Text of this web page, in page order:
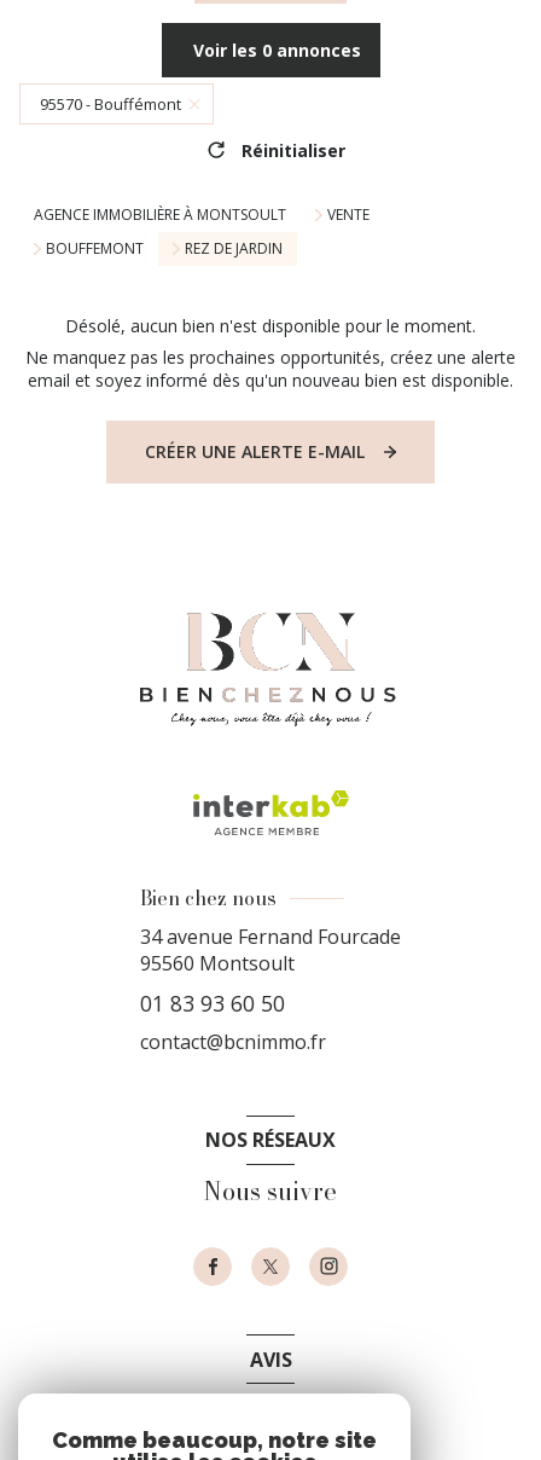
Voir les 0annonces
95570 - Bouffémont
Réinitialiser
AGENCE IMMOBILIÈRE À MONTSOULT
VENTE
BOUFFEMONT
REZ DE JARDIN
Désolé, aucun bien n'est disponible pour le moment.
Ne manquez pas les prochaines opportunités, créez une alerte
email et soyez informé dès qu'un nouveau bien est disponible.
CRÉER UNE ALERTE E-MAIL
Bien chez nous
34 avenue Fernand Fourcade
95560 Montsoult
01 83 93 60 50
contact@bcnimmo.fr
NOS RÉSEAUX
Nous suivre
AVIS
Comme beaucoup, notre site